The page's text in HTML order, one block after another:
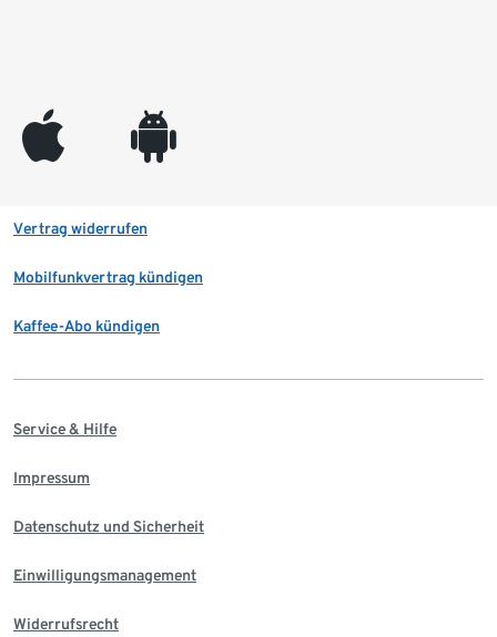
appleinc android
Vertrag widerrufen
Mobilfunkvertrag kündigen
Kaffee-Abo kündigen
Service & Hilfe
Impressum
Datenschutz und Sicherheit
Einwilligungsmanagement
Widerrufsrecht